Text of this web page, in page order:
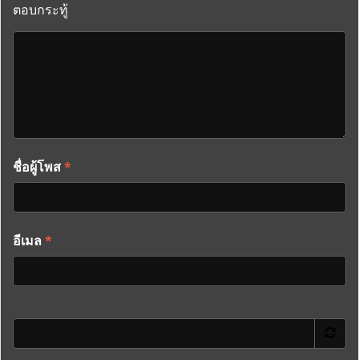
ตอบกระทู้
ชื่อผู้โพส*
อีเมล *